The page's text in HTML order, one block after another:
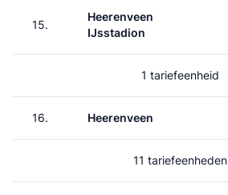
15.
Heerenveen
IJsstadion
1 tariefeenheid
16. Heerenveen
11 tariefeenheden